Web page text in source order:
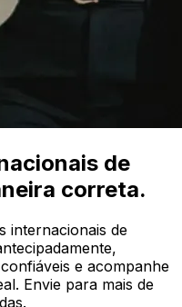
de
correta.
internacionais de
e acompanhe
Envie para mais de